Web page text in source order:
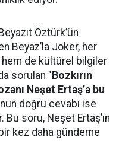
Öztürk’ün
Beyaz’la Joker, her
de kültürel bilgiler
sorulan "Bozkırın
Neşet Ertaş’a bu
doğru cevabı ise
Bu soru, Neşet Ertaş’ın
kez daha gündeme